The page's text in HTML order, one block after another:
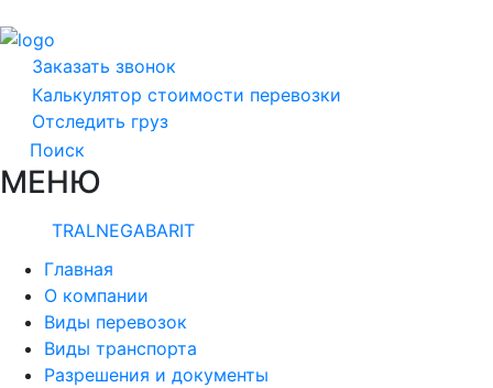
Заказать звонок
Калькулятор стоимости перевозки
Отследить груз
Поиск
МЕНЮ
TRALNEGABARIT
Главная
О компании
Виды перевозок
Виды транспорта
Разрешения и документы